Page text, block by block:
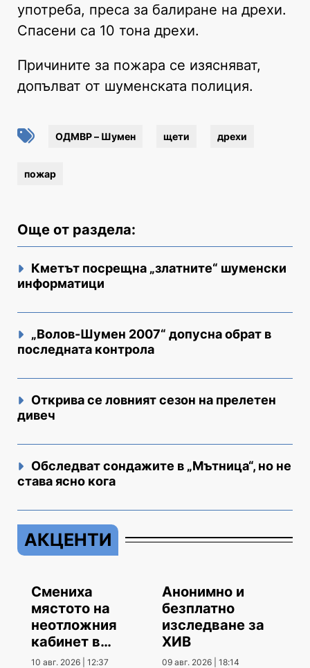
употреба, преса за балиране на дрехи.
Спасени са 10 тона дрехи.
Причините за пожара се изясняват,
допълват от шуменската полиция.
ОДМВР – Шумен щети дрехи
пожар
Още от раздела:
Кметът посрещна „златните“ шуменски
информатици
„Волов-Шумен 2007“ допусна обрат в
последната контрола
Открива се ловният сезон на прелетен
дивеч
Обследват сондажите в „Мътница“, но не
става ясно кога
АКЦЕНТИ
Смениха
мястото на
неотложния
кабинет в
МБАЛ
10 авг. 2026 | 12:37
Анонимно и
безплатно
изследване за
ХИВ
09 авг. 2026 | 18:14